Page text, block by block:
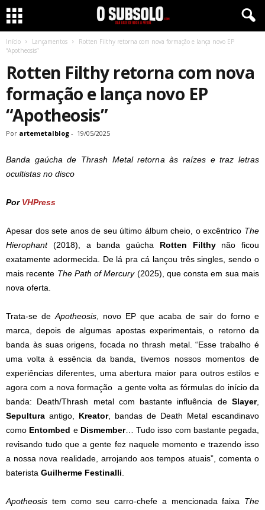
Início Lançamentos
Rotten Filthy retorna com nova formação e lança novo EP
“Apotheosis”
Rotten Filthy retorna com nova
formação e lança novo EP
“Apotheosis”
Por artemetalblog - 19/05/2025
Banda gaúcha de Thrash Metal retorna às raízes e traz letras
ocultistas no disco
Por VHPress
Apesar dos sete anos de seu último álbum cheio, o excêntrico The
Hierophant(2018), a banda gaúcha Rotten Filthynão ficou
exatamente adormecida. De lá pra cá lançou três singles, sendo o
mais recente The Path of Mercury(2025), que consta em sua mais
nova oferta.
Trata-se de Apotheosis , novo EP que acaba de sair do forno e
marca, depois de algumas apostas experimentais, o retorno da
banda às suas origens, focada no thrash metal. “Esse trabalho é
uma volta à essência da banda, tivemos nossos momentos de
experiências diferentes, uma abertura maior para outros estilos e
agora com a nova formação a gente volta as fórmulas do início da
banda: Death/Thrash metal com bastante influência de Slayer,
Sepultura antigo, Kreator, bandas de Death Metal escandinavo
como Entombed e Dismember… Tudo isso com bastante pegada,
revisando tudo que a gente fez naquele momento e trazendo isso
a nossa nova realidade, arrojando aos tempos atuais”, comenta o
baterista Guilherme Festinalli
Apotheosis tem como seu carro-chefe a mencionada faixa The